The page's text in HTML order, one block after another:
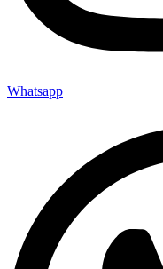
Whatsapp